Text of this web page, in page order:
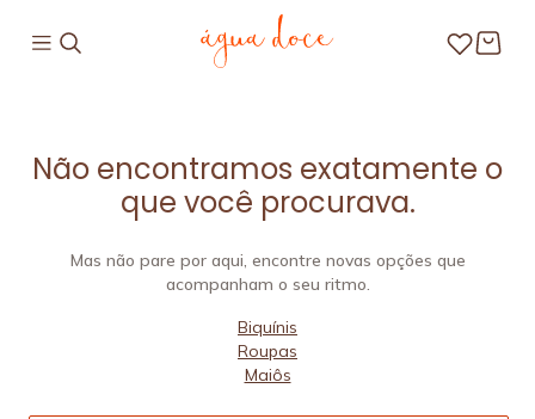
Não encontramos exatamente o
que você procurava.
Mas não pare por aqui, encontre novas opções que
acompanham o seu ritmo.
Biquínis
Roupas
Maiôs